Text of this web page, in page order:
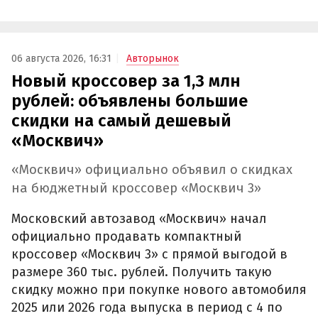
06 августа 2026, 16:31 Авторынок
Новый кроссовер за 1,3 млн
рублей: объявлены большие
скидки на самый дешевый
«Москвич»
«Москвич» официально объявил о скидках
на бюджетный кроссовер «Москвич 3»
Московский автозавод «Москвич» начал
официально продавать компактный
кроссовер «Москвич 3» с прямой выгодой в
размере 360 тыс. рублей. Получить такую
скидку можно при покупке нового автомобиля
2025 или 2026 года выпуска в период с 4 по